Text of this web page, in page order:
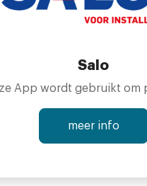
Salo
meer info